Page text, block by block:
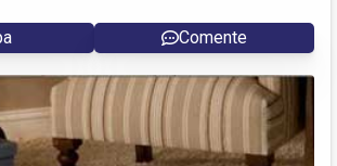
Comente